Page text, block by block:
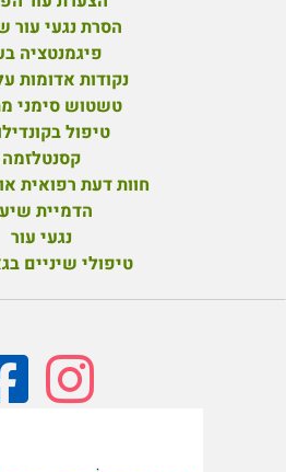
הסרת נגעי עור
פיגמנטציה
נקודות אדומות
טשטוש סימני
טיפול
קסנטלזמה
חוות דעת רפואית
הדמיית
נגעי עור
טיפולי שיניים